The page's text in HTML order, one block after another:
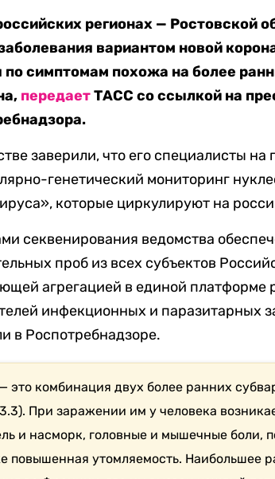
регионах — Ростовской
вариантом новой
по симптомам похожа на более
передаетТАСС со ссылкой на
заверили, что его специалисты на
генетический мониторинг
которые циркулируют на
секвенирования ведомства
проб из всех субъектов
агрегацией в единой платформе
инфекционных и паразитарных
в Роспотребнадзоре.
— это комбинация двух более ранних
При заражении им у человека
и насморк, головные и мышечные боли,
повышенная утомляемость. Наибольшее